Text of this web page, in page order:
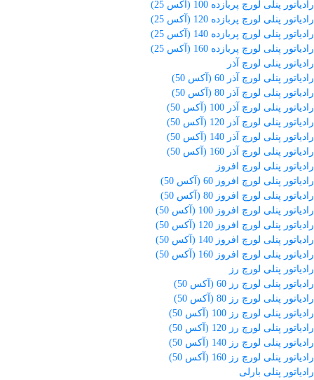
رادیاتور پنلی لورچ پربازده 100 (آکس 25)
رادیاتور پنلی لورچ پربازده 120 (آکس 25)
رادیاتور پنلی لورچ پربازده 140 (آکس 25)
رادیاتور پنلی لورچ پربازده 160 (آکس 25)
رادیاتور پنلی لورچ آذر
رادیاتور پنلی لورچ آذر 60 (آکس 50)
رادیاتور پنلی لورچ آذر 80 (آکس 50)
رادیاتور پنلی لورچ آذر 100 (آکس 50)
رادیاتور پنلی لورچ آذر 120 (آکس 50)
رادیاتور پنلی لورچ آذر 140 (آکس 50)
رادیاتور پنلی لورچ آذر 160 (آکس 50)
رادیاتور پنلی لورچ افروز
رادیاتور پنلی لورچ افروز 60 (آکس 50)
رادیاتور پنلی لورچ افروز 80 (آکس 50)
رادیاتور پنلی لورچ افروز 100 (آکس 50)
رادیاتور پنلی لورچ افروز 120 (آکس 50)
رادیاتور پنلی لورچ افروز 140 (آکس 50)
رادیاتور پنلی لورچ افروز 160 (آکس 50)
رادیاتور پنلی لورچ رز
رادیاتور پنلی لورچ رز 60 (آکس 50)
رادیاتور پنلی لورچ رز 80 (آکس 50)
رادیاتور پنلی لورچ رز 100 (آکس 50)
رادیاتور پنلی لورچ رز 120 (آکس 50)
رادیاتور پنلی لورچ رز 140 (آکس 50)
رادیاتور پنلی لورچ رز 160 (آکس 50)
رادیاتور پنلی بارلی